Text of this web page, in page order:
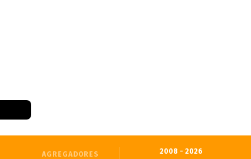
2008 - 2026
AGREGADORES